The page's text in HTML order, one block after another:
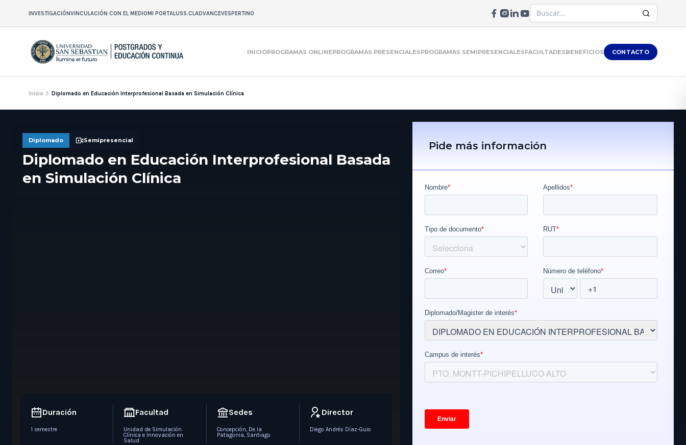
INVESTIGACIÓNVINCULACIÓN CON EL MEDIOMI PORTALUSS.CLADVANCEVESPERTINO
INICIOPROGRAMAS ONLINEPROGRAMAS PRESENCIALESPROGRAMAS SEMIPRESENCIALESFACULTADESBENEFICIOS CONTACTO
Inicio Diplomado en Educación Interprofesional Basada en Simulación Clínica
Diplomado Semipresencial
Diplomado en Educación Interprofesional Basada
en Simulación Clínica
Duración
1 semestre
Facultad
Unidad de Simulación
Clínica e Innovación en
Salud
Sedes
Concepción, De la
Patagonia, Santiago
Director
Diego Andrés Díaz-Guio
Pide más información